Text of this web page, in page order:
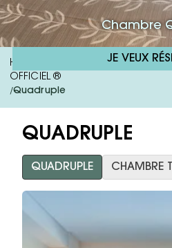
Chambre
JE VEUX
Hôtel RH Bayren Parc | Hôtel 4
OFFICIEL ®
/Quadruple
QUADRUPLE
QUADRUPLE CHAMBRE